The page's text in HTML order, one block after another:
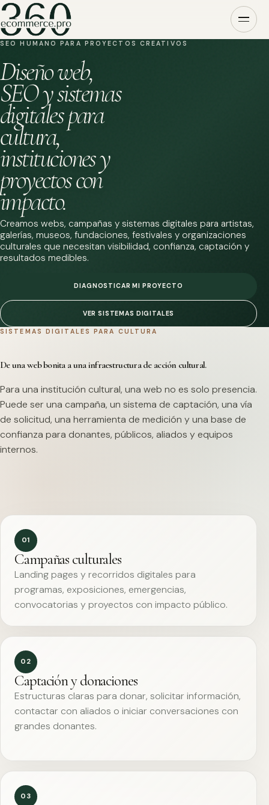
SEO HUMANO PARA PROYECTOS CREATIVOS
Diseño web,
SEO y sistemas
digitales para
cultura,
instituciones y
proyectos con
impacto.
Creamos webs, campañas y sistemas digitales para artistas,
galerías, museos, fundaciones, festivales y organizaciones
culturales que necesitan visibilidad, confianza, captación y
resultados medibles.
DIAGNOSTICAR MI PROYECTO
VER SISTEMAS DIGITALES
SISTEMAS DIGITALES PARA CULTURA
De una web bonita a una infraestructura de acción cultural.
Para una institución cultural, una web no es solo presencia.
Puede ser una campaña, un sistema de captación, una vía
de solicitud, una herramienta de medición y una base de
confianza para donantes, públicos, aliados y equipos
internos.
01
Campañas culturales
Landing pages y recorridos digitales para
programas, exposiciones, emergencias,
convocatorias y proyectos con impacto público.
02
Captación y donaciones
Estructuras claras para donar, solicitar información,
contactar con aliados o iniciar conversaciones con
grandes donantes.
03